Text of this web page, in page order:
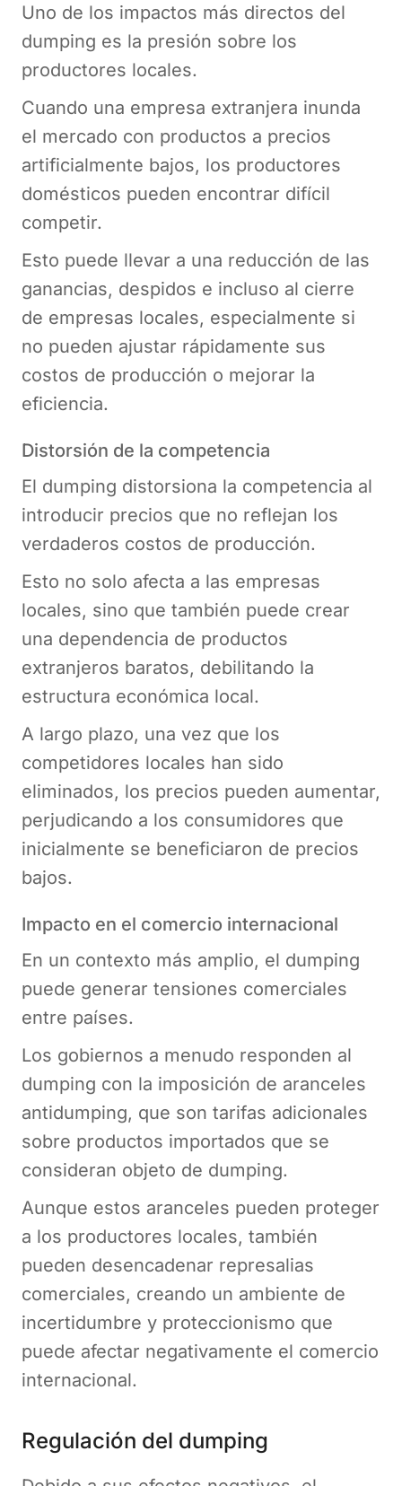
Uno de los impactos más directos del
dumping es la presión sobre los
productores locales.
Cuando una empresa extranjera inunda
el mercado con productos a precios
artificialmente bajos, los productores
domésticos pueden encontrar difícil
competir.
Esto puede llevar a una reducción de las
ganancias, despidos e incluso al cierre
de empresas locales, especialmente si
no pueden ajustar rápidamente sus
costos de producción o mejorar la
eficiencia.
Distorsión de la competencia
El dumping distorsiona la competencia al
introducir precios que no reflejan los
verdaderos costos de producción.
Esto no solo afecta a las empresas
locales, sino que también puede crear
una dependencia de productos
extranjeros baratos, debilitando la
estructura económica local.
A largo plazo, una vez que los
competidores locales han sido
eliminados, los precios pueden aumentar,
perjudicando a los consumidores que
inicialmente se beneficiaron de precios
bajos.
Impacto en el comercio internacional
En un contexto más amplio, el dumping
puede generar tensiones comerciales
entre países.
Los gobiernos a menudo responden al
dumping con la imposición de aranceles
antidumping, que son tarifas adicionales
sobre productos importados que se
consideran objeto de dumping.
Aunque estos aranceles pueden proteger
a los productores locales, también
pueden desencadenar represalias
comerciales, creando un ambiente de
incertidumbre y proteccionismo que
puede afectar negativamente el comercio
internacional.
Regulación del dumping